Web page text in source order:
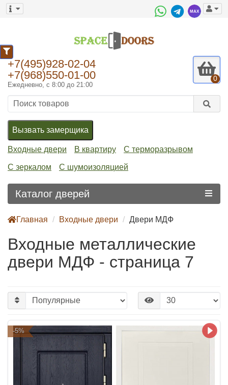
+7(495)928-02-04
+7(968)550-01-00
Ежедневно, с 8:00 до 21:00
0
Вызвать замерщика
Входные двери В квартиру С терморазрывом
С зеркалом С шумоизоляцией
Каталог дверей
Главная Входные двери Двери МДФ
Входные металлические
двери МДФ - страница 7
-5%